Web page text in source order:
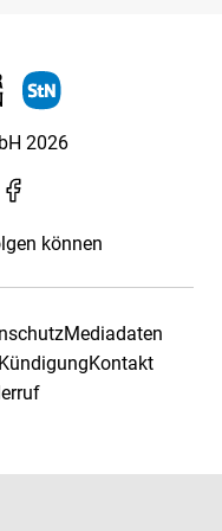
2026
können
Mediadaten
KündigungKontakt